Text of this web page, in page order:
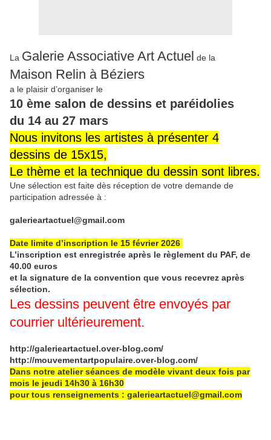
La Galerie Associative Art Actuel de la
Maison Relin à Béziers
a le plaisir d’organiser le
10 ème salon de dessins et paréidolies
du 14 au 27 mars
Nous invitons les artistes à présenter 4
dessins de 15x15,
Le thème et la technique du dessin sont libres.
Une sélection est faite dès réception de votre demande de
participation adressée à :
galerieartactuel@gmail.com
Date limite d’inscription le 15 février 2026
L’inscription est enregistrée après le règlement du PAF, de
40.00 euros
et la signature de la convention que vous recevrez après
sélection.
Les dessins peuvent être envoyés par
courrier ultérieurement.
http://galerieartactuel.over-blog.com/
http://mouvementartpopulaire.over-blog.com/
Dans notre atelier séances de modèle vivant deux fois par
mois le jeudi 14h30 à 16h30
pour tous renseignements : galerieartactuel@gmail.com